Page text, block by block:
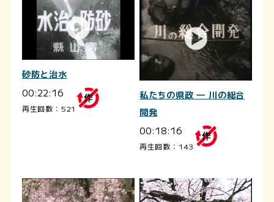
砂防と治水
00:22:16
再生回数：521
私たちの県政 ― 川の総合
開発
00:18:16
再生回数：143